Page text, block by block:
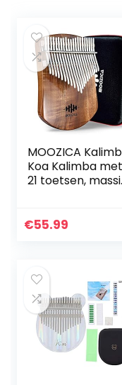
MOOZICA
Koa Kalimba met
21 toetsen,
Kalimba
draagtas
Koa, 21-toetsen)
€55.99